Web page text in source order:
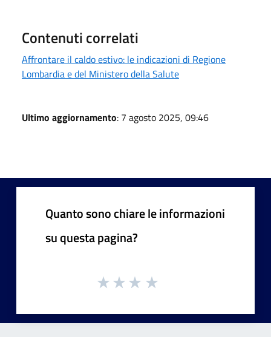
Contenuti correlati
Affrontare il caldo estivo: le indicazioni di Regione
Lombardia e del Ministero della Salute
Ultimo aggiornamento: 7 agosto 2025, 09:46
Quanto sono chiare le informazioni
su questa pagina?